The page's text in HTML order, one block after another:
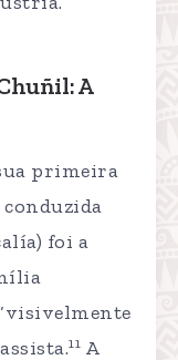
A
primeira
foi a
11 A